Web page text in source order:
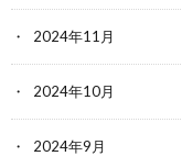
2024年11月
2024年10月
2024年9月